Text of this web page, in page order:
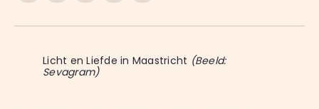
WhatsApp
Facebook
LinkedIn
X
E-
Licht en Liefde in Maastricht (Beeld:
Sevagram)